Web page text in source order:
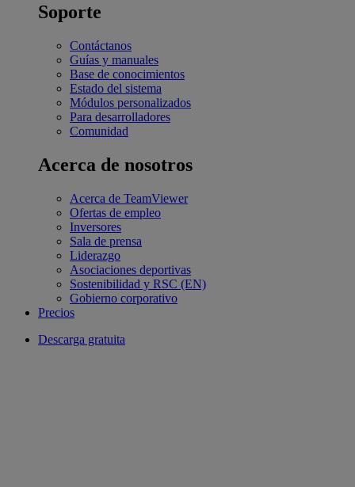
Soporte
Contáctanos
Guías y manuales
Base de conocimientos
Estado del sistema
Módulos personalizados
Para desarrolladores
Comunidad
Acerca de nosotros
Acerca de TeamViewer
Ofertas de empleo
Inversores
Sala de prensa
Liderazgo
Asociaciones deportivas
Sostenibilidad y RSC (EN)
Gobierno corporativo
Precios
Descarga gratuita